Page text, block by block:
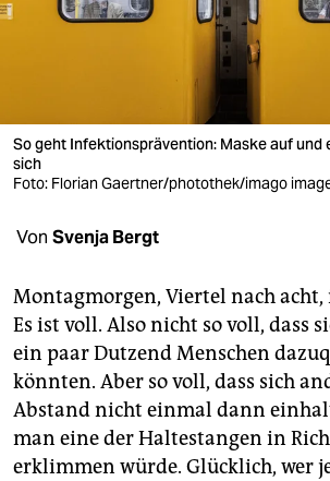
wahrheit
verlag
veranstaltungen
fragen & hilfe
unterstützen
abo
genossenschaft
epaper login
So geht Infektionsprävention: Maske auf und
sich
Foto: Florian Gaertner/photothek/imago
Von Svenja Bergt
Montagmorgen, Viertel nach acht,
Es ist voll. Also nicht so voll, dass
ein paar Dutzend Menschen
könnten. Aber so voll, dass sich
Abstand nicht einmal dann
man eine der Haltestangen in
erklimmen würde. Glücklich, wer